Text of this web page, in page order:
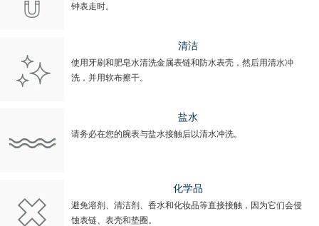
钟表走时。
清洁
使用牙刷和肥皂水清洗金属表链和防水表壳，然后用清水冲
洗，并用软布擦干。
盐水
请务必在您的腕表与盐水接触后以清水冲洗。
化学品
避免溶剂、清洁剂、香水和化妆品等直接接触，因为它们会侵
蚀表链、表壳和垫圈。